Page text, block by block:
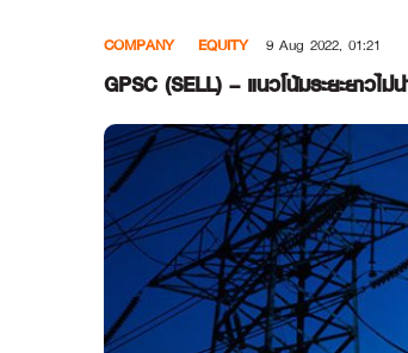
COMPANY EQUITY 9 Aug 2022, 01:21
GPSC (SELL) – แนวโน้มระยะยาว